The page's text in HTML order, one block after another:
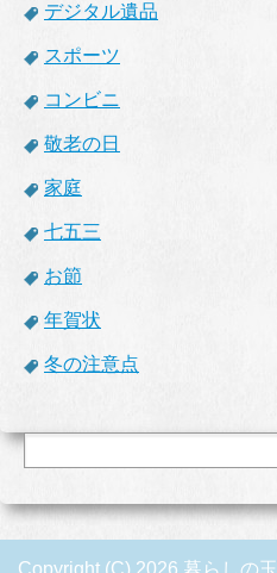
デジタル遺品
スポーツ
コンビニ
敬老の日
家庭
七五三
お節
年賀状
冬の注意点